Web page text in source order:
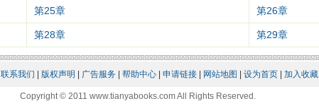
第25章 第26章
第28章 第29章
联系我们 版权声明 广告服务 帮助中心| 申请链接| 网站地图 设为首页| 加入收藏|
Copyright © 2011 www.tianyabooks.com All Rights Reserved.